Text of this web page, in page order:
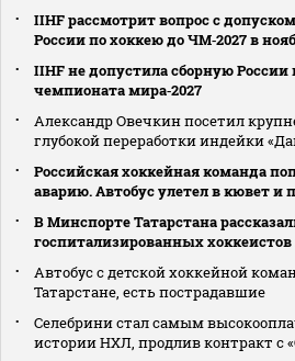
IIHF рассмотрит вопрос с
России по хоккею до ЧМ‑2027 в
IIHF не допустила сборную России
чемпионата мира‑2027
Александр Овечкин посетил
глубокой переработки индейки
Российская хоккейная команда
аварию. Автобус улетел в кювет и
В Минспорте Татарстана
госпитализированных
Автобус с детской хоккейной
Татарстане, есть пострадавшие
Селебрини стал самым
истории НХЛ, продлив контракт с